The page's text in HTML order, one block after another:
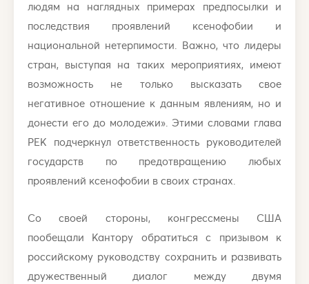
людям на наглядных примерах предпосылки и
последствия проявлений ксенофобии и
национальной нетерпимости. Важно, что лидеры
стран, выступая на таких мероприятиях, имеют
возможность не только высказать свое
негативное отношение к данным явлениям, но и
донести его до молодежи». Этими словами глава
РЕК подчеркнул ответственность руководителей
государств по предотвращению любых
проявлений ксенофобии в своих странах.
Со своей стороны, конгрессмены США
пообещали Кантору обратиться с призывом к
российскому руководству сохранить и развивать
дружественный диалог между двумя